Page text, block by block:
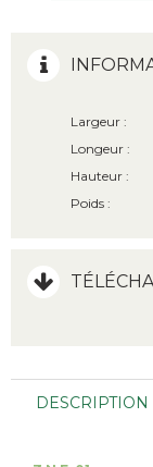
Largeur :
Longeur :
Hauteur :
Poids :